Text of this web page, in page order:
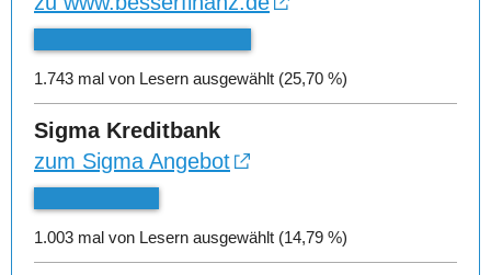
1.743 mal von Lesern ausgewählt (25,70 %)
Sigma Kreditbank
zum Sigma Angebot
1.003 mal von Lesern ausgewählt (14,79 %)